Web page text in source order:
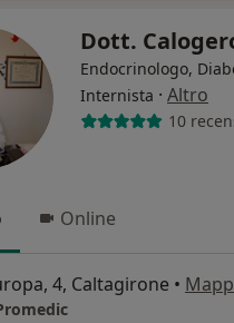
Dott.
Endocrinologo,
Internista · Altro
10
Online
4, Caltagirone •